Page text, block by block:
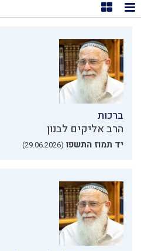
תצוגת רשימה
תצוגת קוביות
ברכות
הרב אליקים לבנון
יד תמוז התשפו (29.06.2026)